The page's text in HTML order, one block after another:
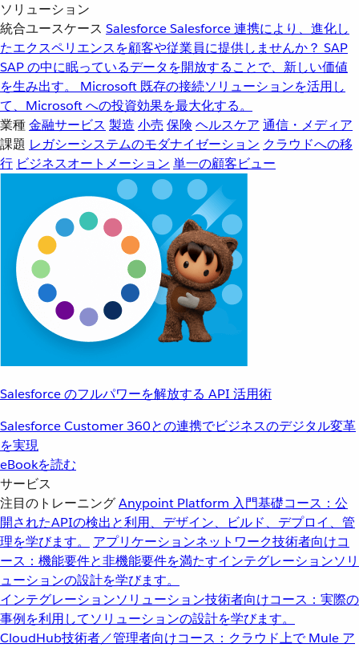
ソリューション
統合ユースケース SalesforceSalesforce 連携により、進化し
たエクスペリエンスを顧客や従業員に提供しませんか？ SAP
SAP の中に眠っているデータを開放することで、新しい価値
を生み出す。
Microsoft 既存の接続ソリューションを活用し
て、Microsoft への投資効果を最大化する。
業種金融サービス 製造 小売 保険 ヘルスケア 通信・メディア
課題 レガシーシステムのモダナイゼーション クラウドへの移
行 ビジネスオートメーション 単一の顧客ビュー
Salesforce のフルパワーを解放する API 活用術
Salesforce Customer 360との連携でビジネスのデジタル変革
を実現
eBookを読む
サービス
注目のトレーニングAnypoint Platform 入門基礎コース：公
開されたAPIの検出と利用、デザイン、ビルド、デプロイ、管
理を学びます。
アプリケーションネットワーク技術者向けコ
ース：機能要件と非機能要件を満たすインテグレーションソリ
ューションの設計を学びます。
インテグレーションソリューション技術者向けコース：実際の
事例を利用してソリューションの設計を学びます。
CloudHub技術者／管理者向けコース：クラウド上で Mule ア